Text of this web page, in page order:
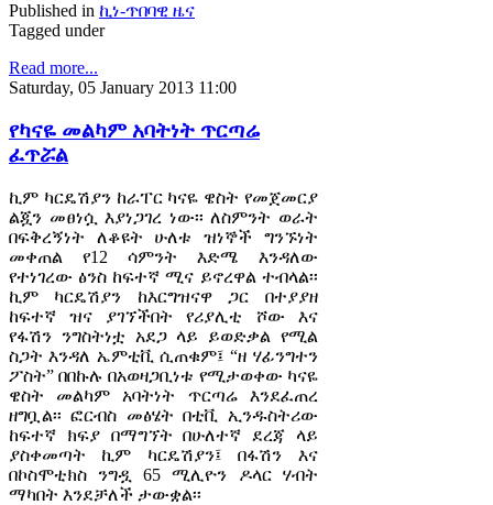
Published in ኪነ-ጥበባዊ ዜና
Tagged under
Read more...
Saturday, 05 January 2013 11:00
የካናዬ መልካም አባትነት ጥርጣሬ
ፈጥሯል
ኪም ካርዴሽያን ከራፐር ካናዬ ዌስት የመጀመርያ
ልጇን መፀነሷ እያነጋገረ ነው፡፡ ለስምንት ወራት
በፍቅረኝነት ለቆዩት ሁለቱ ዝነኞች ግንኙነት
መቀጠል የ12 ሳምንት እድሜ እንዳለው
የተነገረው ፅንስ ከፍተኛ ሚና ይኖረዋል ተብላል፡፡
ኪም ካርዴሽያን ከእርግዝናዋ ጋር በተያያዘ
ከፍተኛ ዝና ያገኘችበት የሪያሊቲ ሾው እና
የፋሽን ንግስትነቷ አደጋ ላይ ይወድቃል የሚል
ስጋት እንዳለ ኤምቲቪ ሲጠቁም፤ “ዘ ሃፊንግተን
ፖስት” በበኩሉ በአወዛጋቢነቱ የሚታወቀው ካናዬ
ዌስት መልካም አባትነት ጥርጣሬ እንደፈጠረ
ዘግቧል፡፡ ፎርብስ መፅሄት በቲቪ ኢንዱስትሪው
ከፍተኛ ክፍያ በማግኘት በሁለተኛ ደረጃ ላይ
ያስቀመጣት ኪም ካርዴሽያን፤ በፋሽን እና
በኮስሞቲክስ ንግዷ 65 ሚሊዮን ዶላር ሃብት
ማካበት እንደቻለች ታውቋል፡፡